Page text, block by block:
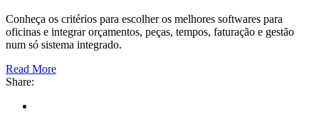
Conheça os critérios para escolher os melhores softwares para
oficinas e integrar orçamentos, peças, tempos, faturação e gestão
num só sistema integrado.
Read More
Share: